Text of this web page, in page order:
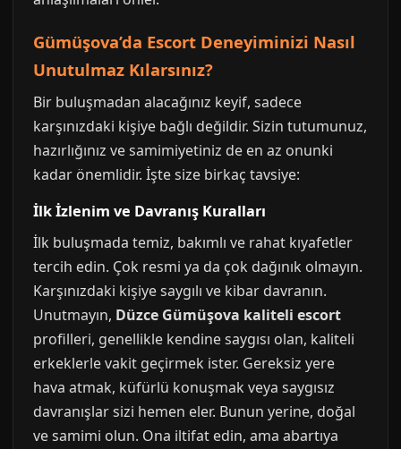
Gümüşova’da Escort Deneyiminizi Nasıl
Unutulmaz Kılarsınız?
Bir buluşmadan alacağınız keyif, sadece
karşınızdaki kişiye bağlı değildir. Sizin tutumunuz,
hazırlığınız ve samimiyetiniz de en az onunki
kadar önemlidir. İşte size birkaç tavsiye:
İlk İzlenim ve Davranış Kuralları
İlk buluşmada temiz, bakımlı ve rahat kıyafetler
tercih edin. Çok resmi ya da çok dağınık olmayın.
Karşınızdaki kişiye saygılı ve kibar davranın.
Unutmayın, Düzce Gümüşova kaliteli escort
profilleri, genellikle kendine saygısı olan, kaliteli
erkeklerle vakit geçirmek ister. Gereksiz yere
hava atmak, küfürlü konuşmak veya saygısız
davranışlar sizi hemen eler. Bunun yerine, doğal
ve samimi olun. Ona iltifat edin, ama abartıya